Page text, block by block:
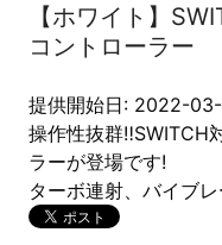
【ホワイト】
コントローラー
提供開始日: 2022-
操作性抜群‼SWITCH
ラーが登場です!
ターボ連射、バイブレ